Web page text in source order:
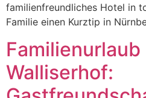
familienfreundliches Hotel in
Familie einen Kurztip in
Familienurlaub
Walliserhof: